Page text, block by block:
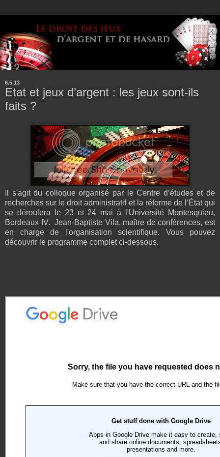
6.5.13
Etat et jeux d’argent : les jeux sont-ils
faits ?
Il s'agit du colloque organisé par le Centre d’études et de
recherches sur le droit administratif et la réforme de l’État qui
se déroulera le 23 et 24 mai à l'Université Montesquieu,
Bordeaux IV. Jean-Baptiste Vila, maître de conférences, est
en charge de l'organisation scientifique. Vous pouvez
découvrir le programme complet ci-dessous.